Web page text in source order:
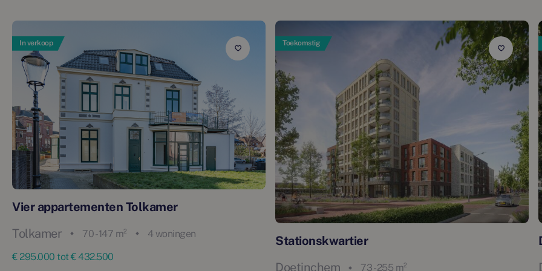
In verkoop
Vier appartementen Tolkamer
Tolkamer
70 - 147 m²
4 woningen
€ 295.000 tot € 432.500
Toekomstig
Stationskwartier
Doetinchem
73 - 255 m²